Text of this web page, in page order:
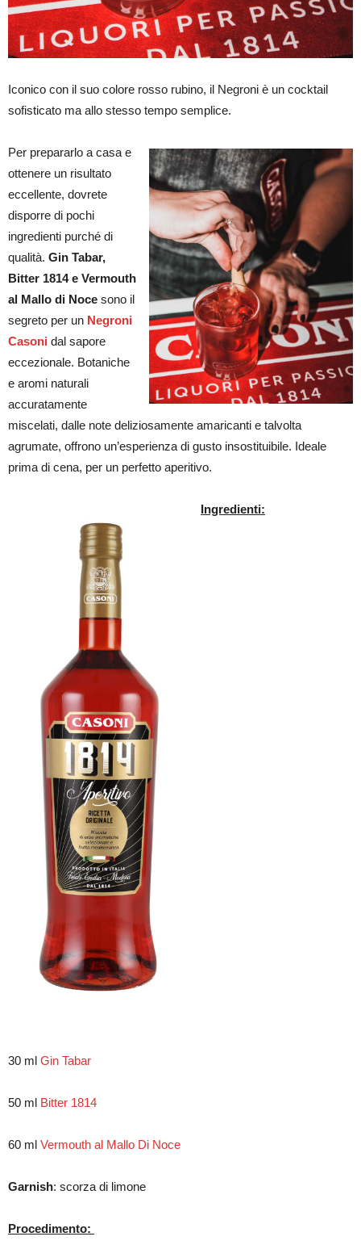
Iconico con il suo colore rosso rubino, il Negroni è un cocktail
sofisticato ma allo stesso tempo semplice.
Per prepararlo a casa e
ottenere un risultato
eccellente, dovrete
disporre di pochi
ingredienti purché di
qualità. Gin Tabar,
Bitter 1814 e Vermouth
al Mallo di Noce sono il
segreto per un Negroni
Casoni dal sapore
eccezionale. Botaniche
e aromi naturali
accuratamente
miscelati, dalle note deliziosamente amaricanti e talvolta
agrumate, offrono un’esperienza di gusto insostituibile. Ideale
prima di cena, per un perfetto aperitivo.
Ingredienti:
30 ml Gin Tabar
50 ml Bitter 1814
60 ml Vermouth al Mallo Di Noce
Garnish: scorza di limone
Procedimento: